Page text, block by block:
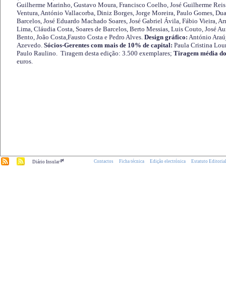
Guilherme Marinho, Gustavo Moura, Francisco Coelho, José Guilherme
Ventura, António Vallacorba, Diniz Borges, Jorge Moreira, Paulo Gomes,
Barcelos, José Eduardo Machado Soares, José Gabriel Ávila, Fábio Vieira,
Lima, Cláudia Costa, Soares de Barcelos, Berto Messias, Luis Couto, José
Bento, João Costa,Fausto Costa e Pedro Alves. Design gráfico: António
Azevedo. Sócios-Gerentes com mais de 10% de capital: Paula Cristina
Paulo Raulino. Tiragem desta edição: 3.500 exemplares; Tiragem média
euros.
Diário Insular.pt Contactos Ficha técnica Edição electrónica Estatuto Editorial